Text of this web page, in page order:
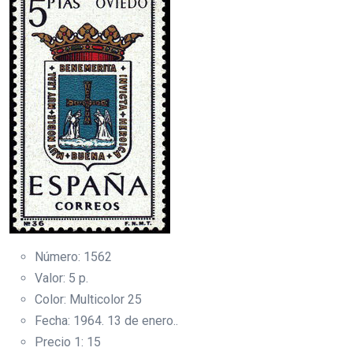
Número: 1562
Valor: 5 p.
Color: Multicolor 25
Fecha: 1964. 13 de enero..
Precio 1: 15